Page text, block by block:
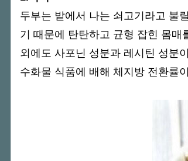
두부는 밭에서 나는 쇠고기라고 불
기 때문에 탄탄하고 균형 잡힌 몸매
외에도 사포닌 성분과 레시틴 성분
수화물 식품에 배해 체지방 전환률